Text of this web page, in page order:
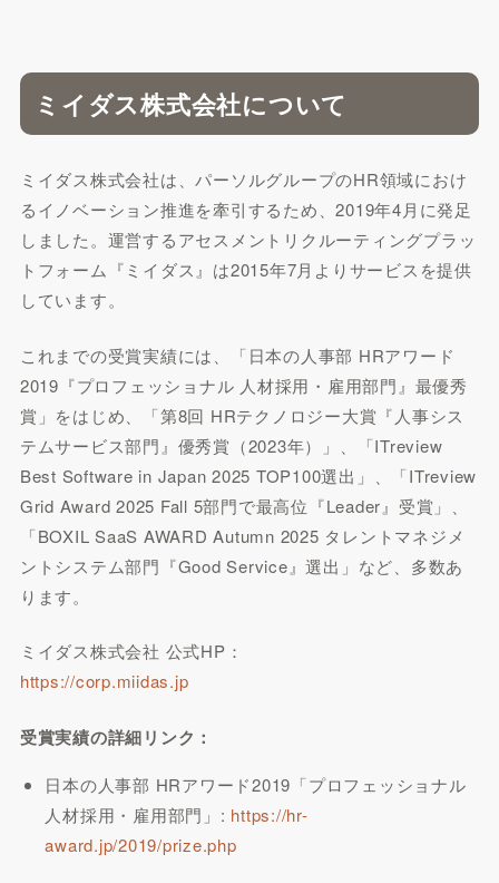
ミイダス株式会社について
ミイダス株式会社は、パーソルグループのHR領域におけ
るイノベーション推進を牽引するため、2019年4月に発足
しました。運営するアセスメントリクルーティングプラッ
トフォーム『ミイダス』は2015年7月よりサービスを提供
しています。
これまでの受賞実績には、「日本の人事部 HRアワード
2019『プロフェッショナル 人材採用・雇用部門』最優秀
賞」をはじめ、「第8回 HRテクノロジー大賞『人事シス
テムサービス部門』優秀賞（2023年）」、「ITreview
Best Software in Japan 2025 TOP100選出」、「ITreview
Grid Award 2025 Fall 5部門で最高位『Leader』受賞」、
「BOXIL SaaS AWARD Autumn 2025 タレントマネジメ
ントシステム部門『Good Service』選出」など、多数あ
ります。
ミイダス株式会社 公式HP：
https://corp.miidas.jp
受賞実績の詳細リンク：
日本の人事部 HRアワード2019「プロフェッショナル
人材採用・雇用部門」: https://hr-
award.jp/2019/prize.php